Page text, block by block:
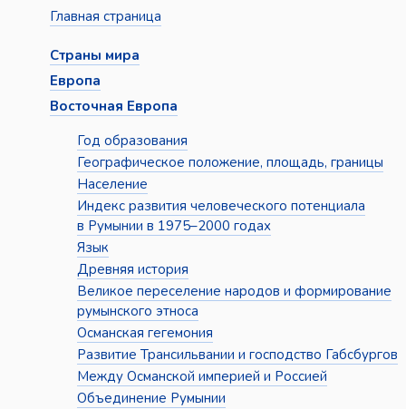
Главная страница
Страны мира
Европа
Восточная Европа
Год образования
Географическое положение, площадь, границы
Население
Индекс развития человеческого потенциала
в Румынии в 1975–2000 годах
Язык
Древняя история
Великое переселение народов и формирование
румынского этноса
Османская гегемония
Развитие Трансильвании и господство Габсбургов
Между Османской империей и Россией
Объединение Румынии